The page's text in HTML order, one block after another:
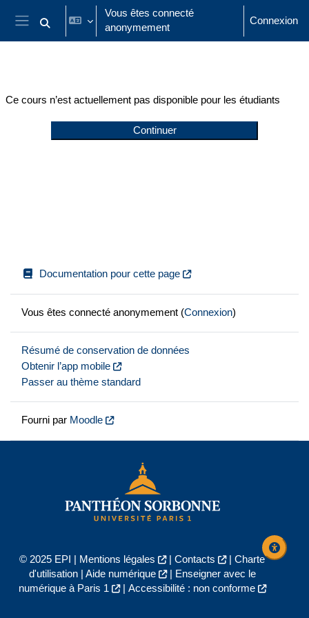
Passer au contenu principal
Panneau latéral
Activer/désactiver la saisie de recherche
Vous êtes connecté
anonymement
Connexion
Ce cours n’est actuellement pas disponible pour les étudiants
Continuer
Documentation pour cette page
Vous êtes connecté anonymement (Connexion)
Résumé de conservation de données
Obtenir l’app mobile
Passer au thème standard
Fourni par Moodle
© 2025 EPI | Mentions légales | Contacts | Charte
d'utilisation| Aide numérique |
Enseigner avec le
numérique à Paris 1
| Accessibilité : non conforme